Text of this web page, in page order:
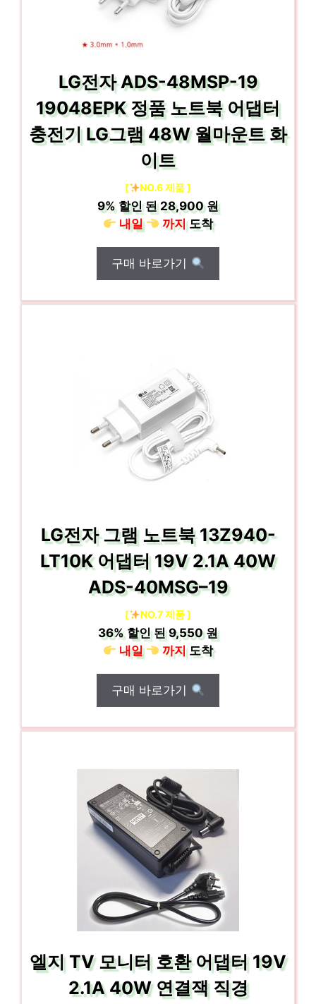
LG전자 ADS-48MSP-19
19048EPK 정품 노트북 어댑터
충전기 LG그램 48W 월마운트 화
이트
[ NO.6 제품 ]
9%할인 된28,900 원
내일
까지도착
구매 바로가기
LG전자 그램 노트북 13Z940-
LT10K 어댑터 19V 2.1A 40W
ADS-40MSG–19
[ NO.7 제품 ]
36%할인 된9,550 원
내일
까지도착
구매 바로가기
엘지 TV 모니터 호환 어댑터 19V
2.1A 40W 연결잭 직경